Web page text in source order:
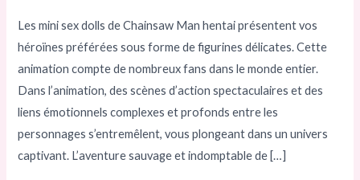
Les mini sex dolls de Chainsaw Man hentai présentent vos
héroïnes préférées sous forme de figurines délicates. Cette
animation compte de nombreux fans dans le monde entier.
Dans l’animation, des scènes d’action spectaculaires et des
liens émotionnels complexes et profonds entre les
personnages s’entremêlent, vous plongeant dans un univers
captivant. L’aventure sauvage et indomptable de […]
hentai
:
vous
emmènent
dans
un
monde